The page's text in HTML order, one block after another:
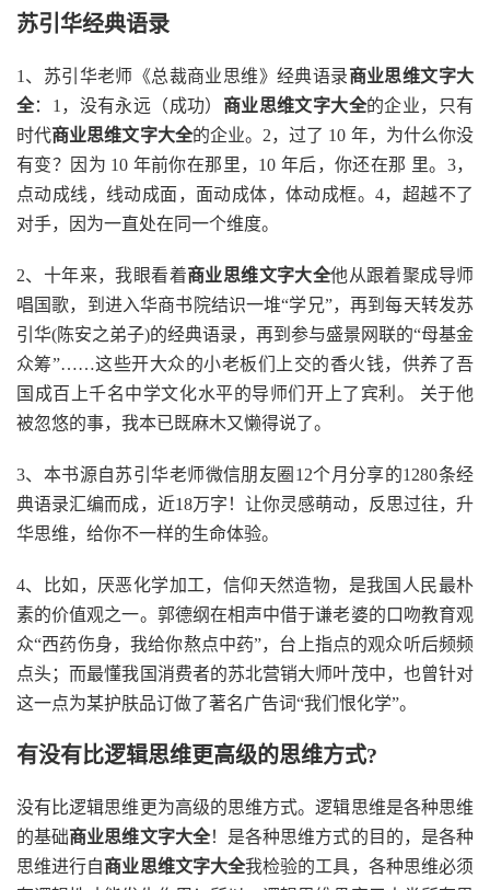
苏引华经典语录
1、苏引华老师《总裁商业思维》经典语录商业思维文字大
全：1，没有永远（成功） 商业思维文字大全的企业，只有
时代商业思维文字大全的企业。2，过了 10 年，为什么你没
有变？因为 10 年前你在那里，10 年后，你还在那 里。3，
点动成线，线动成面，面动成体，体动成框。4，超越不了
对手，因为一直处在同一个维度。
2、十年来，我眼看着商业思维文字大全他从跟着聚成导师
唱国歌，到进入华商书院结识一堆“学兄”，再到每天转发苏
引华(陈安之弟子)的经典语录，再到参与盛景网联的“母基金
众筹”……这些开大众的小老板们上交的香火钱，供养了吾
国成百上千名中学文化水平的导师们开上了宾利。 关于他
被忽悠的事，我本已既麻木又懒得说了。
3、本书源自苏引华老师微信朋友圈12个月分享的1280条经
典语录汇编而成，近18万字！让你灵感萌动，反思过往，升
华思维，给你不一样的生命体验。
4、比如，厌恶化学加工，信仰天然造物，是我国人民最朴
素的价值观之一。郭德纲在相声中借于谦老婆的口吻教育观
众“西药伤身，我给你熬点中药”，台上指点的观众听后频频
点头；而最懂我国消费者的苏北营销大师叶茂中，也曾针对
这一点为某护肤品订做了著名广告词“我们恨化学”。
有没有比逻辑思维更高级的思维方式?
没有比逻辑思维更为高级的思维方式。逻辑思维是各种思维
的基础商业思维文字大全！是各种思维方式的目的，是各种
思维进行自商业思维文字大全我检验的工具，各种思维必须